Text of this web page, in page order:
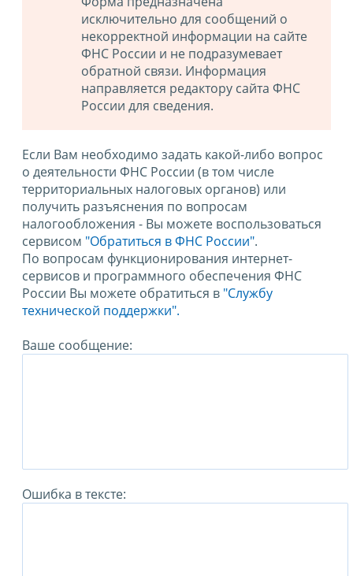
исключительно для сообщений о
некорректной информации на сайте
ФНС России и не подразумевает
обратной связи. Информация
направляется редактору сайта ФНС
России для сведения.
Если Вам необходимо задать какой-либо вопрос
о деятельности ФНС России (в том числе
территориальных налоговых органов) или
получить разъяснения по вопросам
налогообложения - Вы можете воспользоваться
сервисом "Обратиться в ФНС России".
По вопросам функционирования интернет-
сервисов и программного обеспечения ФНС
России Вы можете обратиться в "Службу
технической поддержки".
Ваше сообщение:
Ошибка в тексте: